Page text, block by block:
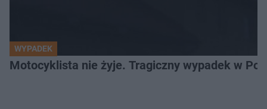
WYPADEK
Motocyklista nie żyje. Tragiczny wypadek w